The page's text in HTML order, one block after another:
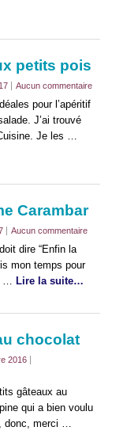
petits pois
Aucun commentaire
pour l’apéritif
J’ai trouvé
Je les …
Carambar
Aucun commentaire
dire “Enfin la
mon temps pour
… Lire la suite…
chocolat
2016
gâteaux au
qui a bien voulu
donc, merci …